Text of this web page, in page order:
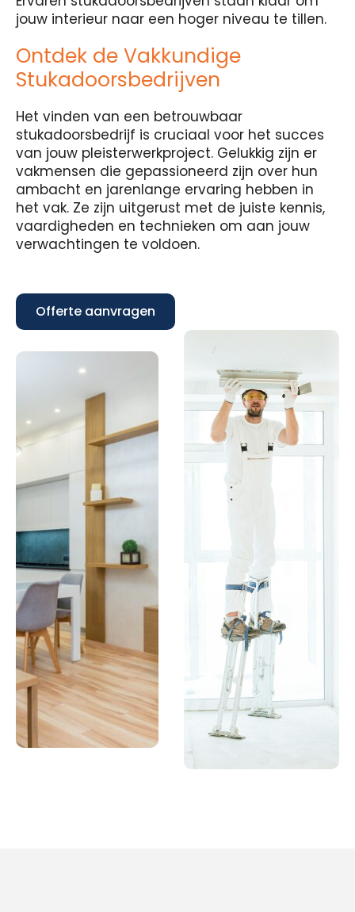
jouw interieur naar een hoger niveau te tillen.
Ontdek de Vakkundige
Stukadoorsbedrijven
Het vinden van een betrouwbaar
stukadoorsbedrijf is cruciaal voor het succes
van jouw pleisterwerkproject. Gelukkig zijn er
vakmensen die gepassioneerd zijn over hun
ambacht en jarenlange ervaring hebben in
het vak. Ze zijn uitgerust met de juiste kennis,
vaardigheden en technieken om aan jouw
verwachtingen te voldoen.
Offerte aanvragen